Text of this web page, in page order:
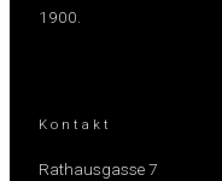
1900.
Kontakt
Rathausgasse 7